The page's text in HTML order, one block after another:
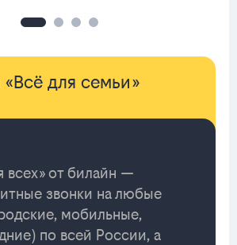
для семьи»
всех» от билайн —
звонки на любые
мобильные,
по всей России, а